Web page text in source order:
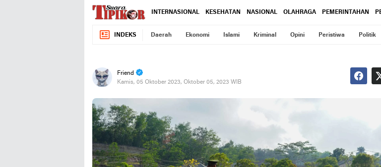
INTERNASIONAL KESEHATAN NASIONAL OLAHRAGA PEMERINTAHAN
INDEKS Daerah Ekonomi Islami Kriminal Opini Peristiwa Politik
Friend
Kamis, 05 Oktober 2023, Oktober 05, 2023 WIB